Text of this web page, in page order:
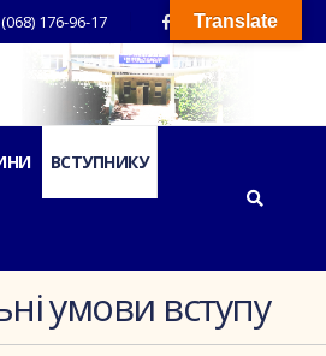
176-96-17
ВСТУПНИКУ
умови вступу
Translate